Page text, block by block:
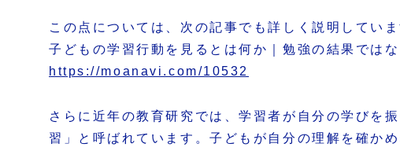
この点については、次の記事でも詳しく説明していま
子どもの学習行動を見るとは何か｜勉強の結果では
https://moanavi.com/10532
さらに近年の教育研究では、学習者が自分の学びを
習」と呼ばれています。子どもが自分の理解を確か